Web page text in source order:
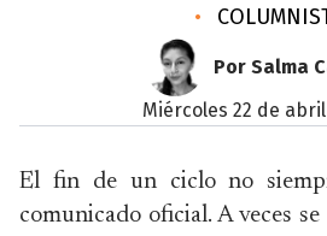
•
Por Salma
miércoles 22 de
El fin de un ciclo no
comunicado oficial. A veces